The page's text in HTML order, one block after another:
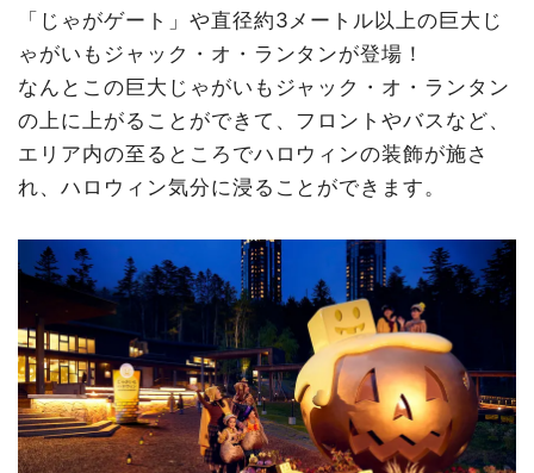
「じゃがゲート」や直径約3メートル以上の巨大じ
ゃがいもジャック・オ・ランタンが登場！
なんとこの巨大じゃがいもジャック・オ・ランタン
の上に上がることができて、フロントやバスなど、
エリア内の至るところでハロウィンの装飾が施さ
れ、ハロウィン気分に浸ることができます。